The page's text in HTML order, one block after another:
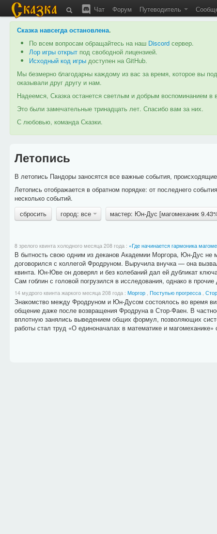
Чат Форум Путеводитель
Сказка навсегда остановлена.
По всем вопросам обращайтесь на наш Discord сервер.
Лор игры открыт под свободной лицензией.
Исходный код игры доступен на GitHub.
Мы безмерно благодарны каждому из вас за время, которое вы
оказывали друг другу и нам.
Надеемся, Сказка останется светлым и добрым воспоминанием
Это были замечательные тринадцать лет. Спасибо вам за них.
С любовью, команда Сказки.
Летопись
В летопись Пандоры заносятся все важные события,
Летопись отображается в обратном порядке: от последнего
несколько событий.
сбросить
город: все мастер: Юн-Дус [магомеханик
8 зрелого квинта холодного месяца 208 года : «Где начинается гармоника
В бытность свою одним из деканов Академии Моргора, Юн-Дус не
договорился с коллегой Фродруном. Выручила внучка — она
квинта. Юн-Юве он доверял и без колебаний дал ей дубликат
Сам гоблин с головой погрузился в исследования, однако в
14 мудрого квинта жаркого месяца 208 года : Моргор, Поступью прогресса,
Знакомство между Фродруном и Юн-Дусом состоялось во время
общение даже после возвращения Фродруна в Стор-Фаен. В
вплотную занялись выведением общих формул, позволяющих
работы стал труд «О единоначалах в математике и